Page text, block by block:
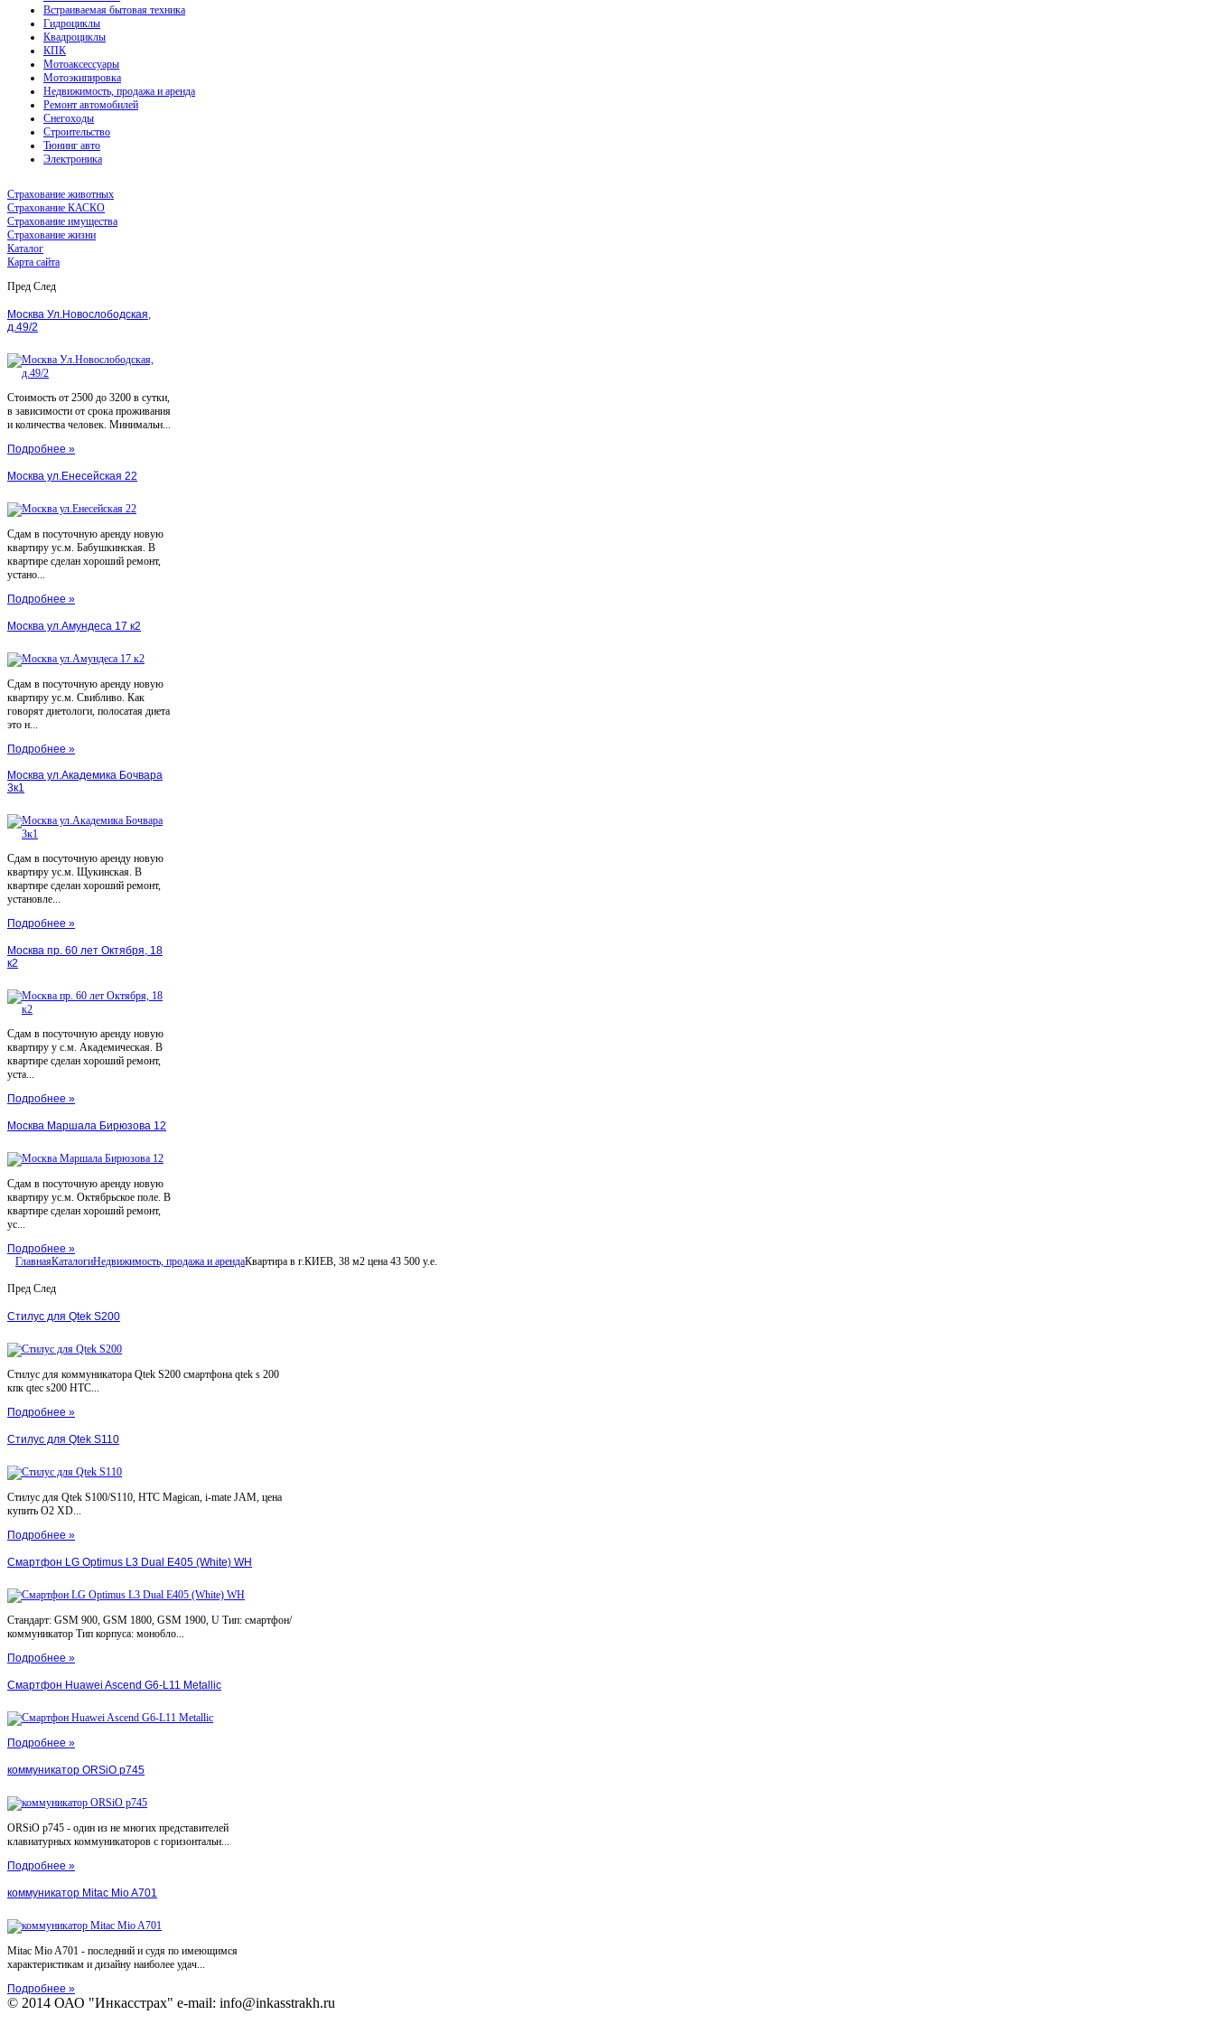
Встраиваемая бытовая техника
Гидроциклы
Квадроциклы
КПК
Мотоаксессуары
Мотоэкипировка
Недвижимость, продажа и аренда
Ремонт автомобилей
Снегоходы
Строительство
Тюнинг авто
Электроника
Страхование животных
Страхование КАСКО
Страхование имущества
Страхование жизни
Каталог
Карта сайта
Пред След
Москва Ул.Новослободская,
д.49/2
Стоимость от 2500 до 3200 в сутки,
в зависимости от срока проживания
и количества человек. Минимальн...
Подробнее »
Москва ул.Енесейская 22
Сдам в посуточную аренду новую
квартиру ус.м. Бабушкинская. В
квартире сделан хороший ремонт,
устано...
Подробнее »
Москва ул.Амундеса 17 к2
Сдам в посуточную аренду новую
квартиру ус.м. Свибливо. Как
говорят диетологи, полосатая диета
это н...
Подробнее »
Москва ул.Академика Бочвара
3к1
Сдам в посуточную аренду новую
квартиру ус.м. Щукинская. В
квартире сделан хороший ремонт,
установле...
Подробнее »
Москва пр. 60 лет Октября, 18
к2
Сдам в посуточную аренду новую
квартиру у с.м. Академическая. В
квартире сделан хороший ремонт,
уста...
Подробнее »
Москва Маршала Бирюзова 12
Сдам в посуточную аренду новую
квартиру ус.м. Октябрьское поле. В
квартире сделан хороший ремонт,
ус...
Подробнее »
ГлавнаяКаталогиНедвижимость, продажа и арендаКвартира в г.КИЕВ, 38 м2 цена 43 500 у.е.
Пред След
Стилус для Qtek S200
Стилус для коммуникатора Qtek S200 смартфона qtek s 200
кпк qtec s200 HTC...
Подробнее »
Стилус для Qtek S110
Стилус для Qtek S100/S110, HTC Magican, i-mate JAM, цена
купить O2 XD...
Подробнее »
Смартфон LG Optimus L3 Dual E405 (White) WH
Стандарт: GSM 900, GSM 1800, GSM 1900, U Тип: смартфон/
коммуникатор Тип корпуса: монобло...
Подробнее »
Смартфон Huawei Ascend G6-L11 Metallic
Подробнее »
коммуникатор ORSiO p745
ORSiO p745 - один из не многих представителей
клавиатурных коммуникаторов с горизонтальн...
Подробнее »
коммуникатор Mitac Mio A701
Mitac Mio A701 - последний и судя по имеющимся
характеристикам и дизайну наиболее удач...
Подробнее »
© 2014 ОАО "Инкасстрах" e-mail: info@inkasstrakh.ru